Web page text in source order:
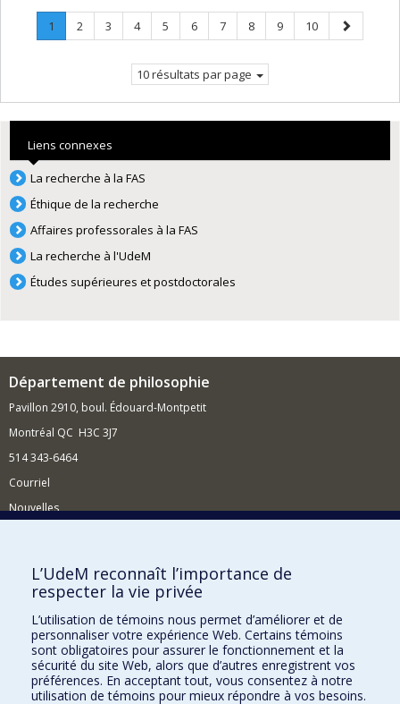
Page
1
Page
Page
2 Page
3 Page
4 Page
5 Page
6 Page
7 Page
8 Page
9 Page
10
Page
suivante
10 résultats par page
Liens connexes
La recherche à la FAS
Éthique de la recherche
Affaires professorales à la FAS
La recherche à l'UdeM
Études supérieures et postdoctorales
Département de philosophie
Pavillon 2910, boul. Édouard-Montpetit
Montréal QC H3C 3J7
514 343-6464
Courriel
Nouvelles
Comment soutenir le Département?
BESOIN D'AIDE?
Plan du site
Signaler une erreur
Accessibilité
L’UdeM reconnaît l’importance de
respecter la vie privée
L’utilisation de témoins nous permet d’améliorer et de
personnaliser votre expérience Web. Certains témoins
sont obligatoires pour assurer le fonctionnement et la
sécurité du site Web, alors que d’autres enregistrent vos
préférences. En acceptant tout, vous consentez à notre
utilisation de témoins pour mieux répondre à vos besoins.